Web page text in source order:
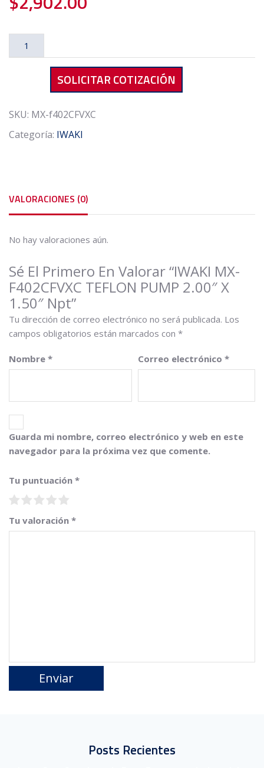
F402CFVXC
2.00"
1.50"
SOLICITAR COTIZACIÓN
SKU: MX-f402CFVXC
Categoría: IWAKI
VALORACIONES (0)
No hay valoraciones aún.
Sé El Primero En Valorar “IWAKI MX-
F402CFVXC TEFLON PUMP 2.00″ X
1.50″ Npt”
Tu dirección de correo electrónico no será publicada. Los
campos obligatorios están marcados con *
Nombre * Correo electrónico *
Guarda mi nombre, correo electrónico y web en este
navegador para la próxima vez que comente.
Tu puntuación *
Tu valoración *
Posts Recientes